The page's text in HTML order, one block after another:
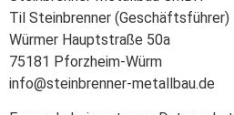
Til Steinbrenner (Geschäftsführer)
Würmer Hauptstraße 50a
75181 Pforzheim-Würm
info@steinbrenner-metallbau.de